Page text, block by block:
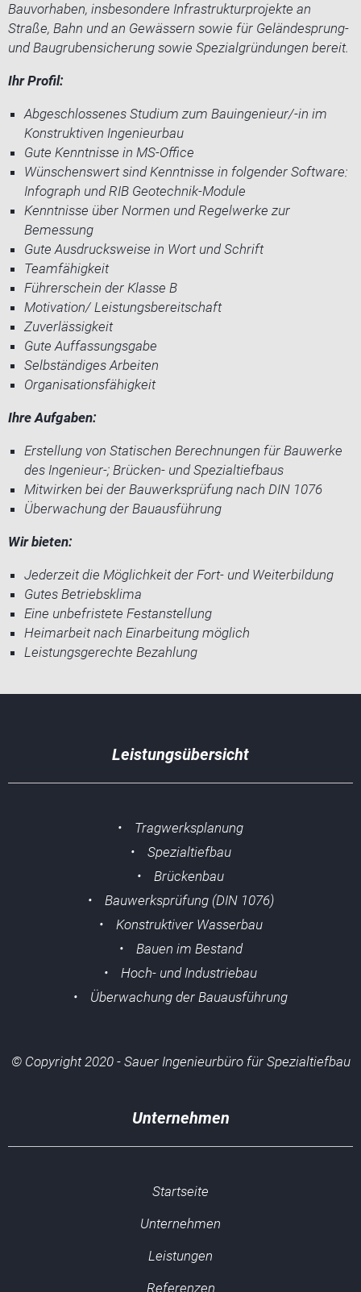
Bauvorhaben, insbesondere Infrastrukturprojekte an
Straße, Bahn und an Gewässern sowie für Geländesprung-
und Baugrubensicherung sowie Spezialgründungen bereit.
Ihr Profil:
Abgeschlossenes Studium zum Bauingenieur/-in im
Konstruktiven Ingenieurbau
Gute Kenntnisse in MS-Office
Wünschenswert sind Kenntnisse in folgender Software:
Infograph und RIB Geotechnik-Module
Kenntnisse über Normen und Regelwerke zur
Bemessung
Gute Ausdrucksweise in Wort und Schrift
Teamfähigkeit
Führerschein der Klasse B
Motivation/ Leistungsbereitschaft
Zuverlässigkeit
Gute Auffassungsgabe
Selbständiges Arbeiten
Organisationsfähigkeit
Ihre Aufgaben:
Erstellung von Statischen Berechnungen für Bauwerke
des Ingenieur-; Brücken- und Spezialtiefbaus
Mitwirken bei der Bauwerksprüfung nach DIN 1076
Überwachung der Bauausführung
Wir bieten:
Jederzeit die Möglichkeit der Fort- und Weiterbildung
Gutes Betriebsklima
Eine unbefristete Festanstellung
Heimarbeit nach Einarbeitung möglich
Leistungsgerechte Bezahlung
Leistungsübersicht
• Tragwerksplanung
• Spezialtiefbau
• Brückenbau
• Bauwerksprüfung (DIN 1076)
• Konstruktiver Wasserbau
• Bauen im Bestand
• Hoch- und Industriebau
• Überwachung der Bauausführung
© Copyright 2020 - Sauer Ingenieurbüro für Spezialtiefbau
Unternehmen
Startseite
Unternehmen
Leistungen
Referenzen